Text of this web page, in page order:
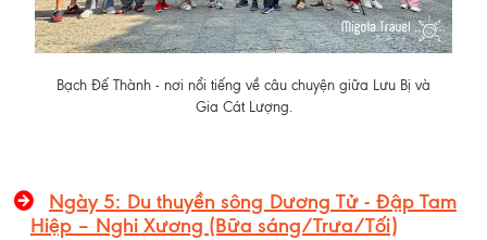
Bạch Đế Thành - nơi nổi tiếng về câu chuyện giữa Lưu Bị và
Gia Cát Lượng.
Ngày 5: Du thuyền sông Dương Tử - Đập Tam
Hiệp – Nghi Xương (Bữa sáng/Trưa/Tối)